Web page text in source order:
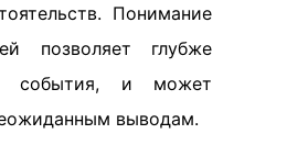
Понимание
позволяет глубже
события, и может
выводам.